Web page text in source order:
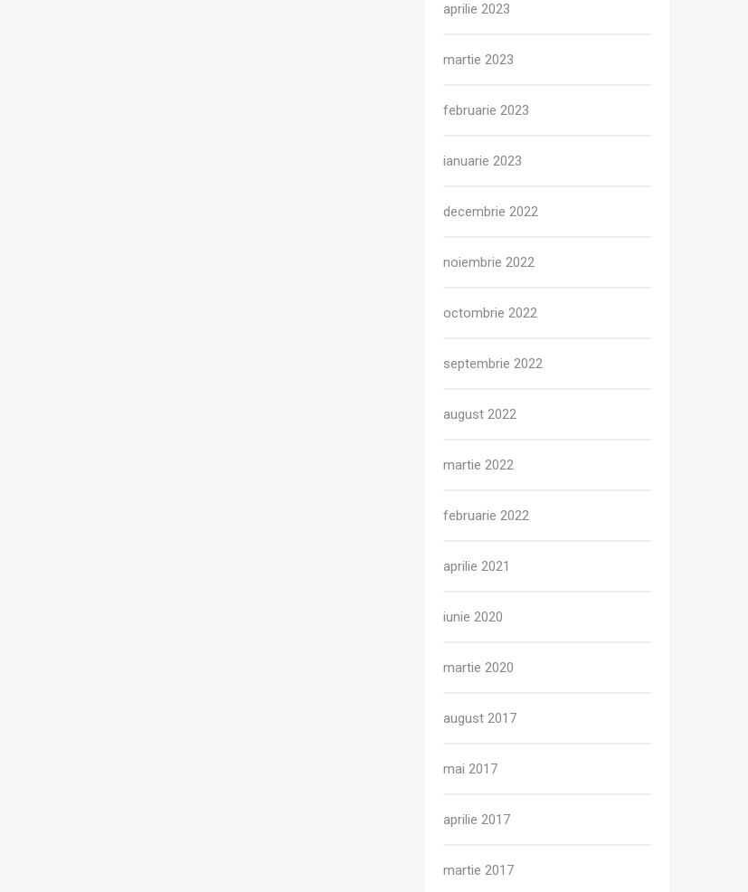
aprilie 2023
martie 2023
februarie 2023
ianuarie 2023
decembrie 2022
noiembrie 2022
octombrie 2022
septembrie 2022
august 2022
martie 2022
februarie 2022
aprilie 2021
iunie 2020
martie 2020
august 2017
mai 2017
aprilie 2017
martie 2017